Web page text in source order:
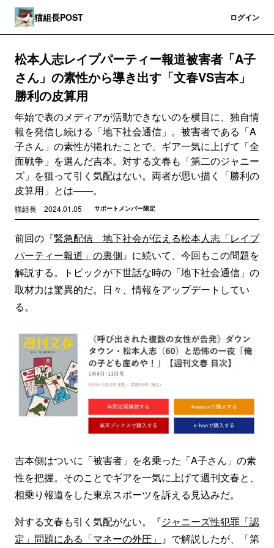
猫組長POST ログイン
松本人志レイプパーティー報道被害者「A子
さん」の素性から導き出す「文春VS吉本」
勝利の皮算用
年始で表のメディアが活動できないのを横目に、独自情
報を発信し続ける「地下社会通信」。被害者である「A
子さん」の素性が捲れたことで、ギア一気に上げて「全
面戦争」を選んだ吉本。対する文春も「第二のジャニー
ズ」を狙って引く気配はない。両者が思い描く「勝利の
皮算用」とは――。
猫組長 2024.01.05 サポートメンバー限定
前回の『緊急配信 地下社会が伝える松本人志「レイプ
パーティー報道」の裏側』に続いて、今回もこの問題を
解説する。トピックが下世話な時の「地下社会通信」の
取材力は驚異的だ。日々、情報をアップデートしてい
る。
吉本側はついに「被害者」を名乗った「A子さん」の素
性を把握。そのことでギアを一気に上げて週刊文春と、
相乗り報道をした東京スポーツを訴える見込みだ。
対する文春も引く気配がない。『ジャニーズ性犯罪「認
定」問題にある「マネーの外圧」 』で解説したが、「第